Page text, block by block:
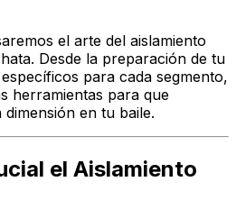
el arte del aislamiento
Desde la preparación de tu
para cada segmento,
herramientas para que
en tu baile.
el Aislamiento